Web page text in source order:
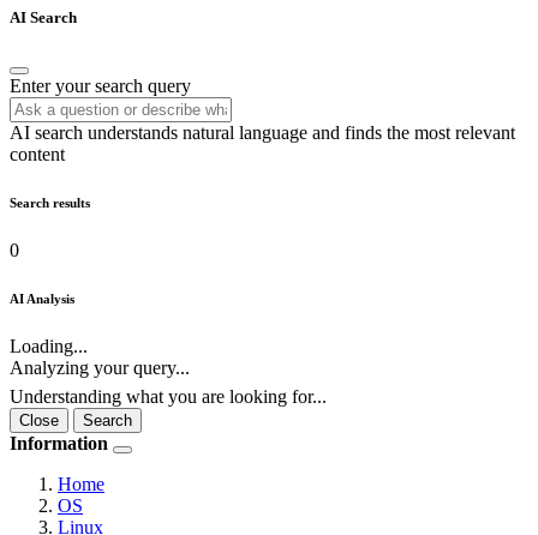
AI Search
Enter your search query
AI search understands natural language and finds the most relevant
content
Search results
0
AI Analysis
Loading...
Analyzing your query...
Understanding what you are looking for...
Close Search
Information
Home
OS
Linux